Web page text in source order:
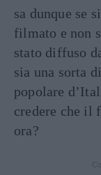
sa dunque se
filmato e non
stato diffuso
sia una sorta
popolare
credere che il
ora?